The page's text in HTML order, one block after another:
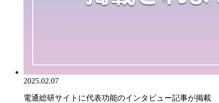
2025.02.07
電通総研サイトに代表功能のインタビュー記事が掲載